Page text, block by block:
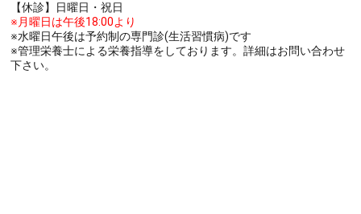
【休診】日曜日・祝日
※月曜日は午後18:00より
※水曜日午後は予約制の専門診(生活習慣病)です
※管理栄養士による栄養指導をしております。詳細はお問い合わせ
下さい。